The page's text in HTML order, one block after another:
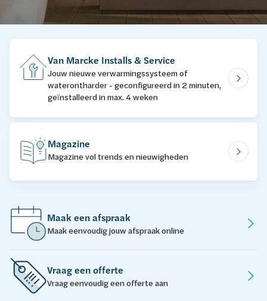
Van Marcke Installs & Service
Jouw nieuwe verwarmingssysteem of
waterontharder - geconfigureerd in 2 minuten,
geïnstalleerd in max. 4 weken
Magazine
Magazine vol trends en nieuwigheden
Maak een afspraak
Maak eenvoudig jouw afspraak online
Vraag een offerte
Vraag eenvoudig een offerte aan